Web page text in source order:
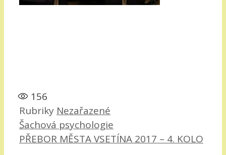
156
Rubriky Nezařazené
Šachová psychologie
PŘEBOR MĚSTA VSETÍNA 2017 – 4. KOLO